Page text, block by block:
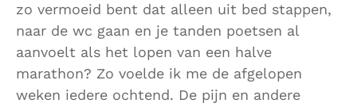
zo vermoeid bent dat alleen uit bed stappen,
naar de wc gaan en je tanden poetsen al
aanvoelt als het lopen van een halve
marathon? Zo voelde ik me de afgelopen
weken iedere ochtend. De pijn en andere